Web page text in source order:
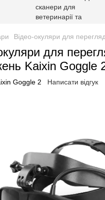
Відео-окуляри для
для
Kaixin Goggle
Goggle 2 Написати відгук